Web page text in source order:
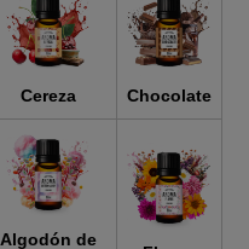
Cereza Chocolate
Algodón de